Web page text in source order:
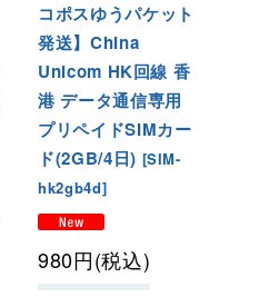
コポスゆうパケット
発送】China
Unicom HK回線 香
港 データ通信専用
プリペイドSIMカー
ド(2GB/4日) [SIM-
hk2gb4d]
980円(税込)